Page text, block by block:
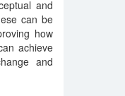
and
can be
how
achieve
and